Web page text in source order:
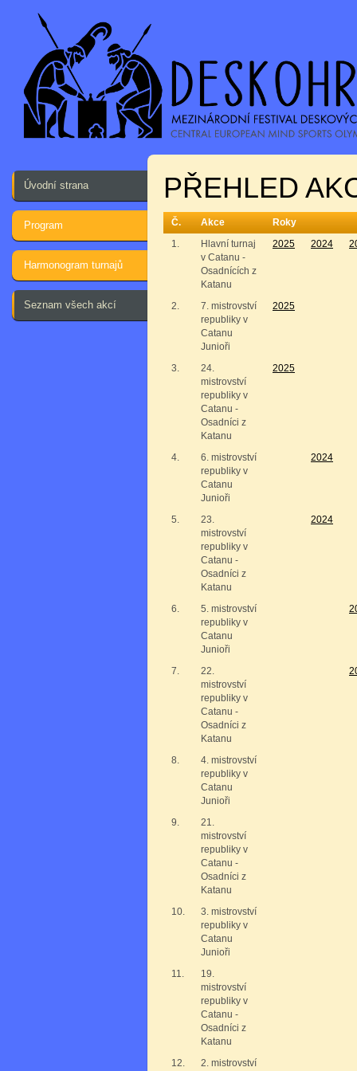
Úvodní strana
Program
Harmonogram turnajů
Seznam všech akcí
PŘEHLED
Č. Akce
Roky
1.
Hlavní turnaj
v Catanu -
Osadnících z
Katanu
2025 2024
2.
7. mistrovství
republiky v
Catanu
Junioři
2025
3.
24.
mistrovství
republiky v
Catanu -
Osadníci z
Katanu
2025
4.
6. mistrovství
republiky v
Catanu
Junioři
2024
5.
23.
mistrovství
republiky v
Catanu -
Osadníci z
Katanu
2024
6.
5. mistrovství
republiky v
Catanu
Junioři
7.
22.
mistrovství
republiky v
Catanu -
Osadníci z
Katanu
8.
4. mistrovství
republiky v
Catanu
Junioři
9.
21.
mistrovství
republiky v
Catanu -
Osadníci z
Katanu
10.
3. mistrovství
republiky v
Catanu
Junioři
11.
19.
mistrovství
republiky v
Catanu -
Osadníci z
Katanu
12.
2. mistrovství